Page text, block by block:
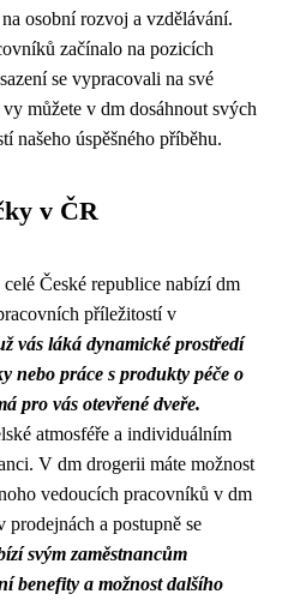
osobní rozvoj a vzdělávání.
začínalo na pozicích
se vypracovali na své
můžete v dm dosáhnout svých
našeho úspěšného příběhu.
v ČR
České republice nabízí dm
příležitostí v
vás láká dynamické prostředí
nebo práce s produkty péče o
pro vás otevřené dveře.
atmosféře a individuálním
V dm drogerii máte možnost
vedoucích pracovníků v dm
a postupně se
svým zaměstnancům
benefity a možnost dalšího